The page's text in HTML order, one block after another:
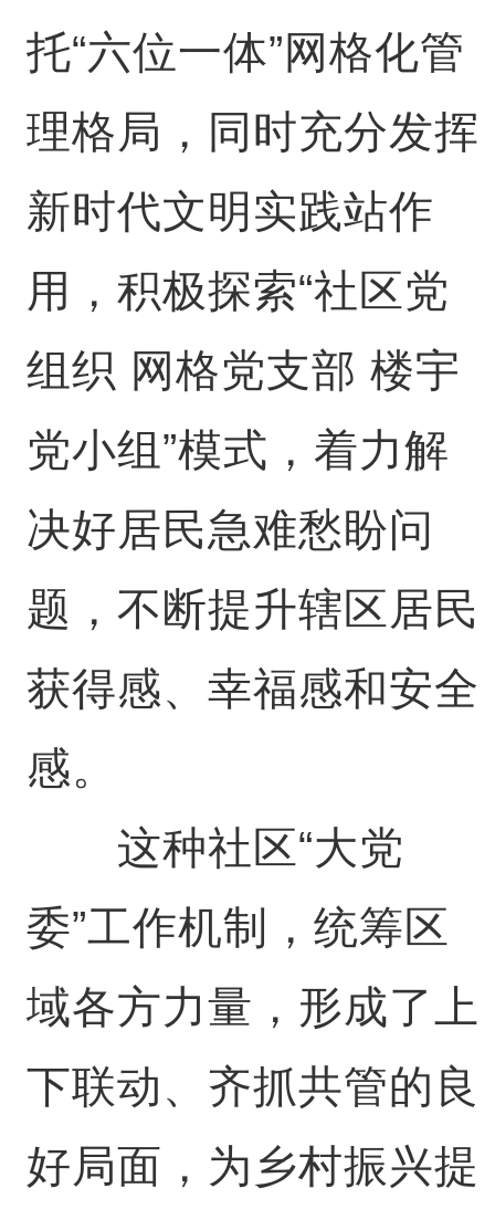
托“六位一体”网格化管
理格局，同时充分发挥
新时代文明实践站作
用，积极探索“社区党
组织 网格党支部 楼宇
党小组”模式，着力解
决好居民急难愁盼问
题，不断提升辖区居民
获得感、幸福感和安全
感。
这种社区“大党
委”工作机制，统筹区
域各方力量，形成了上
下联动、齐抓共管的良
好局面，为乡村振兴提